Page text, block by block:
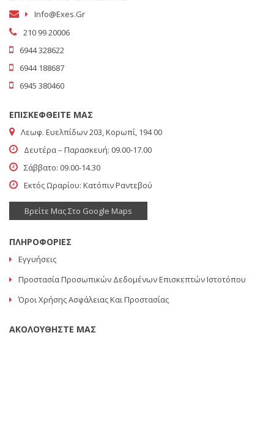
Info@exes.gr
210 99 20006
6944 328622
6944 188687
6945 380460
ΕΠΙΣΚΕΦΘΕΙΤΕ ΜΑΣ
Λεωφ. Ευελπίδων 203, Κορωπί, 194 00
Δευτέρα – Παρασκευή: 09.00-17.00
Σάββατο: 09.00-14.30
Εκτός Ωραρίου: Κατόπιν Ραντεβού
Βρείτε Μας Στο Google Maps
ΠΛΗΡΟΦΟΡΙΕΣ
Εγγυήσεις
Προστασία Προσωπικών Δεδομένων Επισκεπτών Ιστοτόπου
Όροι Χρήσης Ασφάλειας Και Προστασίας
ΑΚΟΛΟΥΘΗΣΤΕ ΜΑΣ